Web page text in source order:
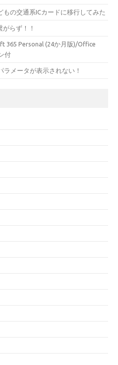
もの交通系ICカードに移行してみた
らず！！
365 Personal (24か月版)/Office
付
メータが表示されない！